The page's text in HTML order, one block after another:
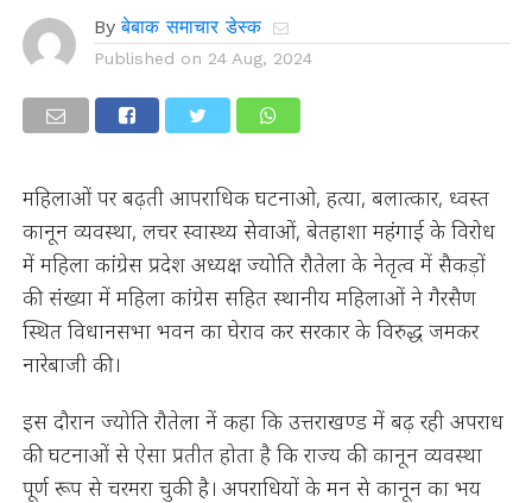
By बेबाक समाचार डेस्क
Published on 24 Aug, 2024
महिलाओं पर बढ़ती आपराधिक घटनाओ, हत्या, बलात्कार, ध्वस्त
कानून व्यवस्था, लचर स्वास्थ्य सेवाओं, बेतहाशा महंगाई के विरोध
में महिला कांग्रेस प्रदेश अध्यक्ष ज्योति रौतेला के नेतृत्व में सैकड़ों
की संख्या में महिला कांग्रेस सहित स्थानीय महिलाओं ने गैरसैण
स्थित विधानसभा भवन का घेराव कर सरकार के विरुद्ध जमकर
नारेबाजी की।
इस दौरान ज्योति रौतेला नें कहा कि उत्तराखण्ड में बढ़ रही अपराध
की घटनाओं से ऐसा प्रतीत होता है कि राज्य की कानून व्यवस्था
पूर्ण रूप से चरमरा चुकी है। अपराधियों के मन से कानून का भय